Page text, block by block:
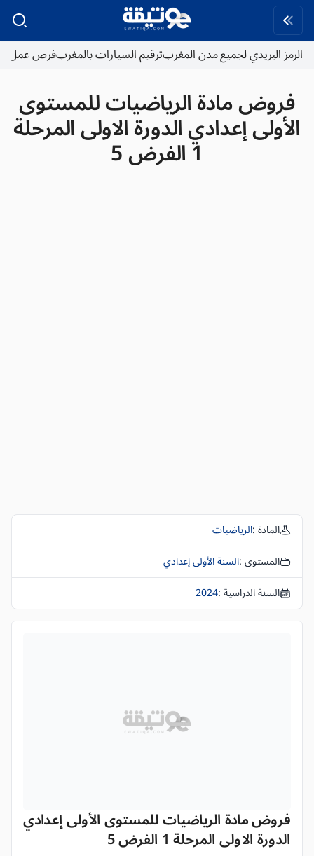
الرمز البريدي لجميع مدن المغربترقيم السيارات بالمغربفرص عمل
فروض مادة الرياضيات للمستوى
الأولى إعدادي الدورة الاولى المرحلة
1 الفرض 5
المادة :الرياضيات
المستوى :السنة الأولى إعدادي
السنة الدراسية :2024
فروض مادة الرياضيات للمستوى الأولى إعدادي
الدورة الاولى المرحلة 1 الفرض 5